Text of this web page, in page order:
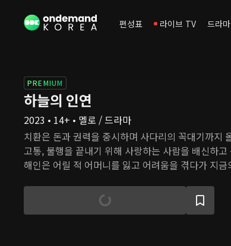
편성표 라이브 TV 드라마
PREMIUM
하늘의 인연
2023 • 14+ • 멜로 / 드라마
치환은 돈과 권력을 중시하며 사다리의 꼭대기까지
고통, 불행을 끝내기 위해 사랑하는 사람을 배신하
해인은 어릴 적 어머니를 잃고 어려움을 겪다가 지
이 겪었던 시련이 친아버지 치환의 선택 때문일 수
사랑하는 진우는 오랫동안 치환의 딸인 세나의 사랑